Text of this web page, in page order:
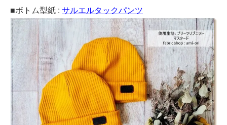
■ボトム型紙 : サルエルタックパンツ